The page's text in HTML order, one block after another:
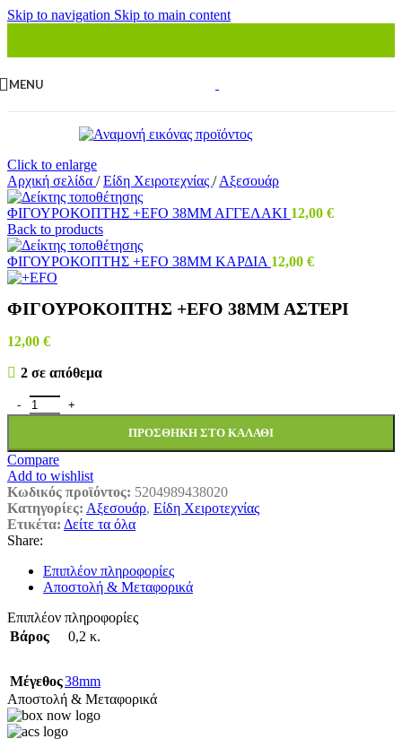
Skip to navigation Skip to main content
MENU
Click to enlarge
Αρχική σελίδα / Είδη Χειροτεχνίας / Αξεσουάρ
ΦΙΓΟΥΡΟΚΟΠΤΗΣ +ΕFΟ 38ΜΜ ΑΓΓΕΛΑΚΙ 12,00 €
Back to products
ΦΙΓΟΥΡΟΚΟΠΤΗΣ +ΕFΟ 38ΜΜ ΚΑΡΔΙΑ 12,00 €
ΦΙΓΟΥΡΟΚΟΠΤΗΣ +ΕFΟ 38ΜΜ ΑΣΤΕΡΙ
12,00 €
2 σε απόθεμα
ΦΙΓΟΥΡΟΚΟΠΤΗΣ +ΕFΟ 38ΜΜ ΑΣΤΕΡΙ ποσότητα
ΠΡΟΣΘΉΚΗ ΣΤΟ ΚΑΛΆΘΙ
Compare
Add to wishlist
Κωδικός προϊόντος: 5204989438020
Κατηγορίες: Αξεσουάρ, Είδη Χειροτεχνίας
Ετικέτα: Δείτε τα όλα
Share:
Επιπλέον πληροφορίες
Αποστολή & Μεταφορικά
Επιπλέον πληροφορίες
Βάρος
0,2 κ.
Μέγεθος38mm
Αποστολή & Μεταφορικά